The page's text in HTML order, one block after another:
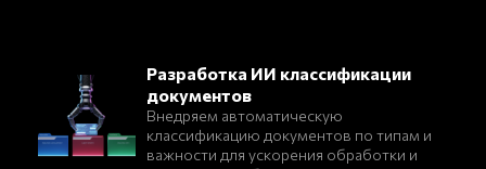
Разработка ИИ классификации
документов
Внедряем автоматическую
классификацию документов по типам и
важности для ускорения обработки и